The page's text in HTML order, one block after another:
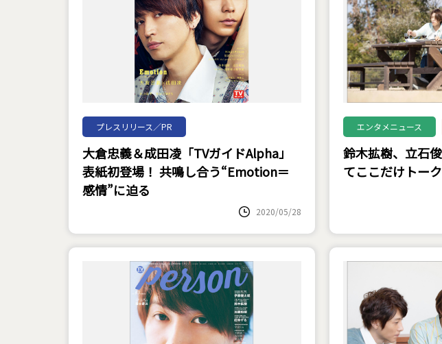
プレスリリース／PR
大倉忠義＆成田凌「TVガイドAlpha」
表紙初登場！ 共鳴し合う“Emotion＝
感情”に迫る
2020/05/28
エンタメニュース
鈴木拡樹、立石
てここだけトーク